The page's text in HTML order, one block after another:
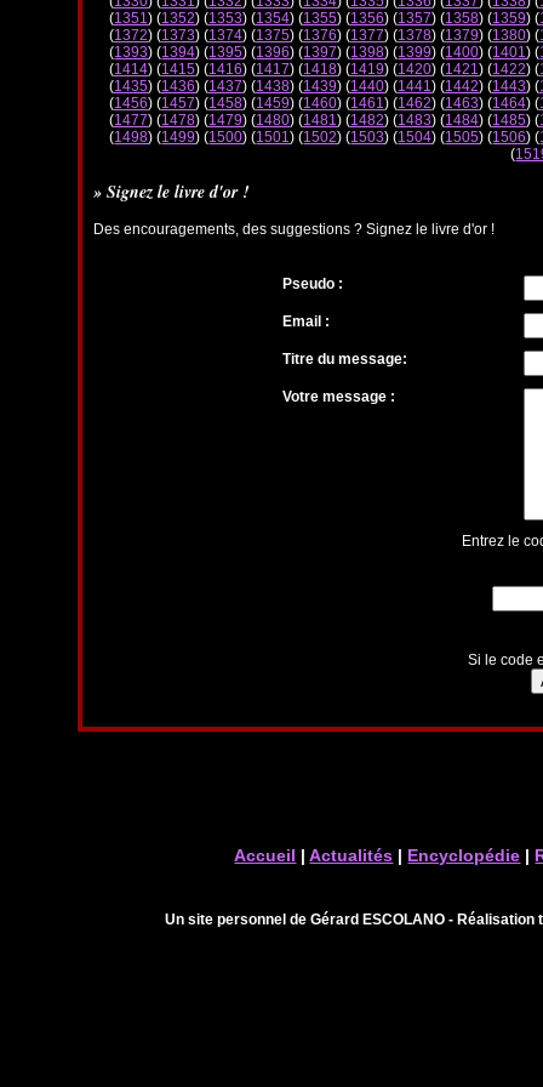
(1351) (1352) (1353) (1354) (1355) (1356) (1357) (1358) (1359) (
(1372) (1373) (1374) (1375) (1376) (1377) (1378) (1379) (1380) (
(1393) (1394) (1395) (1396) (1397) (1398) (1399) (1400) (1401) (
(1414) (1415) (1416) (1417) (1418) (1419) (1420) (1421) (1422) (
(1435) (1436) (1437) (1438) (1439) (1440) (1441) (1442) (1443) (
(1456) (1457) (1458) (1459) (1460) (1461) (1462) (1463) (1464) (
(1477) (1478) (1479) (1480) (1481) (1482) (1483) (1484) (1485) (
(1498) (1499) (1500) (1501) (1502) (1503) (1504) (1505) (1506) (
(
» Signez le livre d'or !
Des encouragements, des suggestions ? Signez le livre d'or !
Pseudo :
Email :
Titre du message:
Votre message :
Entrez le
Si le code
Accueil |Actualités | Encyclopédie |
Un site personnel de Gérard ESCOLANO -